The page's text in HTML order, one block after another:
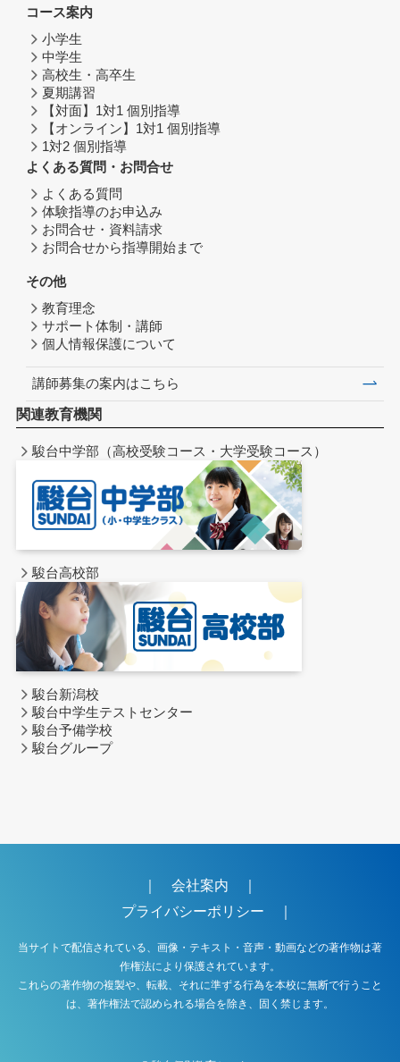
コース案内
小学生
中学生
高校生・高卒生
夏期講習
【対面】1対1 個別指導
【オンライン】1対1 個別指導
1対2 個別指導
よくある質問・お問合せ
よくある質問
体験指導のお申込み
お問合せ・資料請求
お問合せから指導開始まで
その他
教育理念
サポート体制・講師
個人情報保護について
講師募集の案内はこちら
関連教育機関
駿台中学部（高校受験コース・大学受験コース）
駿台高校部
駿台新潟校
駿台中学生テストセンター
駿台予備学校
駿台グループ
会社案内
プライバシーポリシー
当サイトで配信されている、画像・テキスト・音声・動画などの著作物は著
作権法により保護されています。
これらの著作物の複製や、転載、それに準ずる行為を本校に無断で行うこと
は、著作権法で認められる場合を除き、固く禁じます。